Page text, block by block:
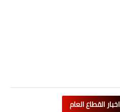
اخبار القطاع العام